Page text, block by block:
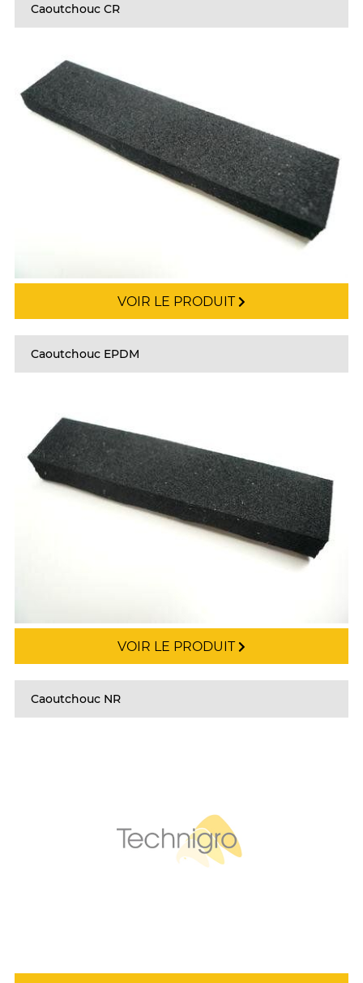
Caoutchouc CR
VOIR LE PRODUIT
Caoutchouc EPDM
VOIR LE PRODUIT
Caoutchouc NR